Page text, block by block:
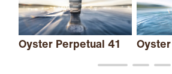
Oyster Perpetual 41